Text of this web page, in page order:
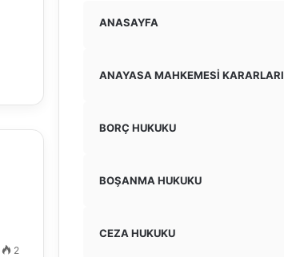
2
ANASAYFA
ANAYASA MAHKEMESİ KARARLARI
BORÇ HUKUKU
BOŞANMA HUKUKU
CEZA HUKUKU